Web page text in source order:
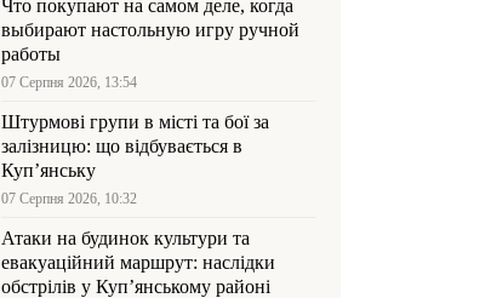
Что покупают на самом деле, когда
выбирают настольную игру ручной
работы
07 Серпня 2026, 13:54
Штурмові групи в місті та бої за
залізницю: що відбувається в
Куп’янську
07 Серпня 2026, 10:32
Атаки на будинок культури та
евакуаційний маршрут: наслідки
обстрілів у Куп’янському районі